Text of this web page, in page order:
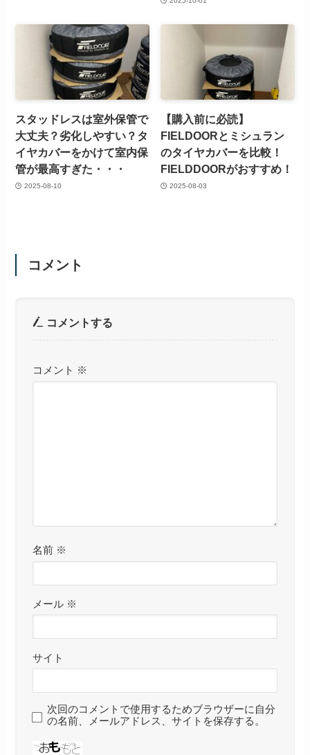
スタッドレスは室外保管で
大丈夫？劣化しやすい？タ
イヤカバーをかけて室内保
管が最高すぎた・・・
2025-08-10
【購入前に必読】
FIELDOORとミシュラン
のタイヤカバーを比較！
FIELDDOORがおすすめ！
2025-08-03
コメント
コメントする
コメント ※
名前 ※
メール ※
サイト
次回のコメントで使用するためブラウザーに自分
の名前、メールアドレス、サイトを保存する。